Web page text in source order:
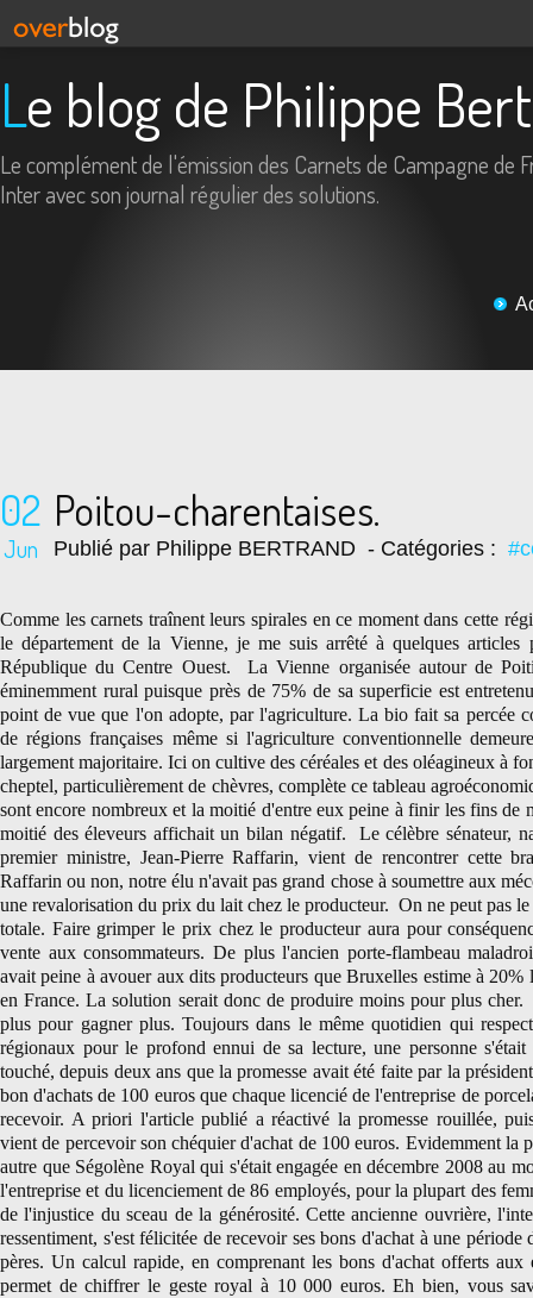
Le blog de Philippe
Le complément de l'émission des Carnets de Campagne de
Inter avec son journal régulier des solutions.
02
Jun
Poitou-charentaises.
Publié par Philippe BERTRAND - Catégories :
Comme les carnets traînent leurs spirales en ce moment dans cette
le département de la Vienne, je me suis arrêté à quelques
République du Centre Ouest. La Vienne organisée autour de
éminemment rural puisque près de 75% de sa superficie est
point de vue que l'on adopte, par l'agriculture. La bio fait sa percée
de régions françaises même si l'agriculture conventionnelle
largement majoritaire. Ici on cultive des céréales et des oléagineux à
cheptel, particulièrement de chèvres, complète ce tableau
sont encore nombreux et la moitié d'entre eux peine à finir les fins de
moitié des éleveurs affichait un bilan négatif. Le célèbre sénateur,
premier ministre, Jean-Pierre Raffarin, vient de rencontrer cette
Raffarin ou non, notre élu n'avait pas grand chose à soumettre aux
une revalorisation du prix du lait chez le producteur. On ne peut pas le
totale. Faire grimper le prix chez le producteur aura pour
vente aux consommateurs. De plus l'ancien porte-flambeau
avait peine à avouer aux dits producteurs que Bruxelles estime à
en France. La solution serait donc de produire moins pour plus
plus pour gagner plus. Toujours dans le même quotidien qui
régionaux pour le profond ennui de sa lecture, une personne
touché, depuis deux ans que la promesse avait été faite par la
bon d'achats de 100 euros que chaque licencié de l'entreprise de
recevoir. A priori l'article publié a réactivé la promesse rouillée,
vient de percevoir son chéquier d'achat de 100 euros. Evidemment la
autre que Ségolène Royal qui s'était engagée en décembre 2008 au
l'entreprise et du licenciement de 86 employés, pour la plupart des
de l'injustice du sceau de la générosité. Cette ancienne ouvrière,
ressentiment, s'est félicitée de recevoir ses bons d'achat à une période
pères. Un calcul rapide, en comprenant les bons d'achat offerts aux
permet de chiffrer le geste royal à 10 000 euros. Eh bien, vous